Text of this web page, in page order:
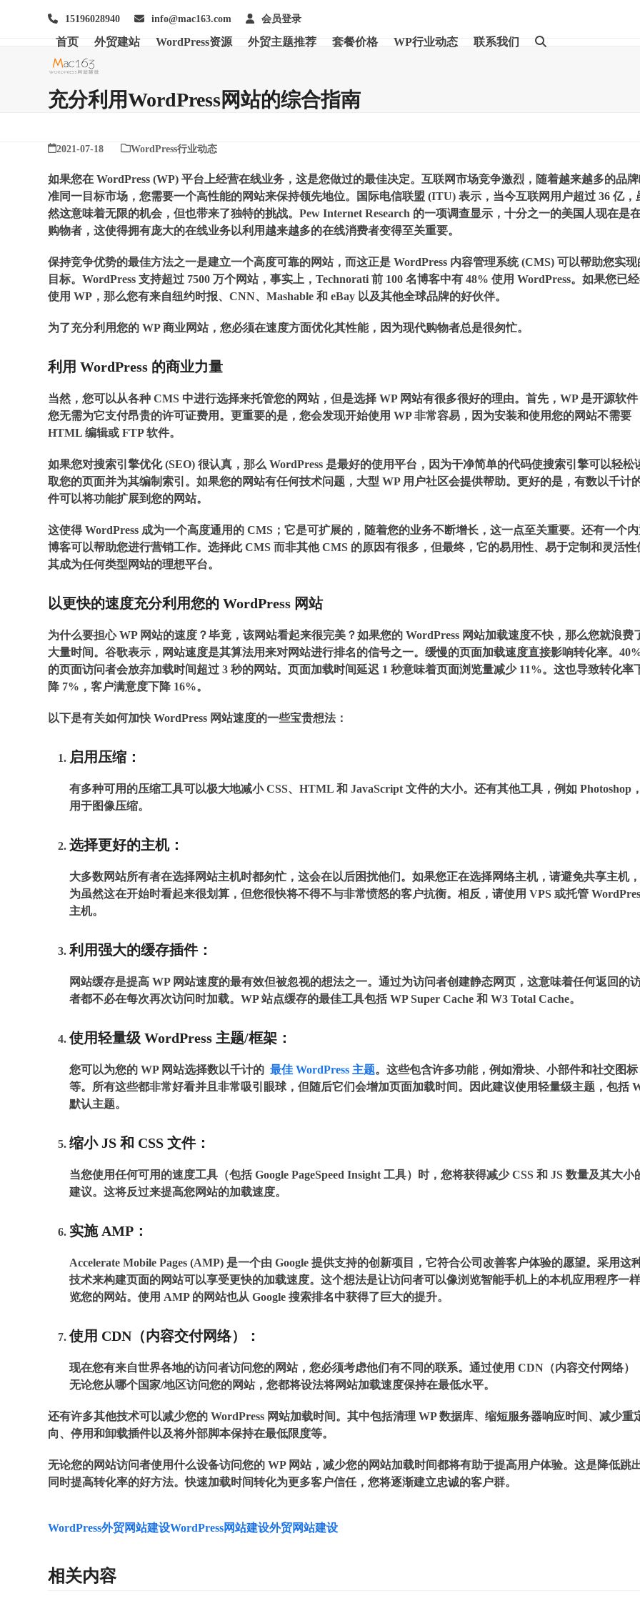
15196028940 info@mac163.com 会员登录
首页 外贸建站 WordPress资源 外贸主题推荐 套餐价格 WP行业动态 联系我们
充分利用WordPress网站的综合指南
2021-07-18 WordPress行业动态
如果您在 WordPress (WP) 平台上经营在线业务，这是您做过的最佳决定。互联网市场竞争激烈，随着越来越多的品
准同一目标市场，您需要一个高性能的网站来保持领先地位。国际电信联盟 (ITU) 表示，当今互联网用户超过 36 亿，
然这意味着无限的机会，但也带来了独特的挑战。Pew Internet Research 的一项调查显示，十分之一的美国人现在是
购物者，这使得拥有庞大的在线业务以利用越来越多的在线消费者变得至关重要。
保持竞争优势的最佳方法之一是建立一个高度可靠的网站，而这正是 WordPress 内容管理系统 (CMS) 可以帮助您实现
目标。WordPress 支持超过 7500 万个网站，事实上，Technorati 前 100 名博客中有 48% 使用 WordPress。如果您已
使用 WP，那么您有来自纽约时报、CNN、Mashable 和 eBay 以及其他全球品牌的好伙伴。
为了充分利用您的 WP 商业网站，您必须在速度方面优化其性能，因为现代购物者总是很匆忙。
利用 WordPress 的商业力量
当然，您可以从各种 CMS 中进行选择来托管您的网站，但是选择 WP 网站有很多很好的理由。首先，WP 是开源软件
您无需为它支付昂贵的许可证费用。更重要的是，您会发现开始使用 WP 非常容易，因为安装和使用您的网站不需要
HTML 编辑或 FTP 软件。
如果您对搜索引擎优化 (SEO) 很认真，那么 WordPress 是最好的使用平台，因为干净简单的代码使搜索引擎可以轻松
取您的页面并为其编制索引。如果您的网站有任何技术问题，大型 WP 用户社区会提供帮助。更好的是，有数以千计
件可以将功能扩展到您的网站。
这使得 WordPress 成为一个高度通用的 CMS；它是可扩展的，随着您的业务不断增长，这一点至关重要。还有一个
博客可以帮助您进行营销工作。选择此 CMS 而非其他 CMS 的原因有很多，但最终，它的易用性、易于定制和灵活性
其成为任何类型网站的理想平台。
以更快的速度充分利用您的 WordPress 网站
为什么要担心 WP 网站的速度？毕竟，该网站看起来很完美？如果您的 WordPress 网站加载速度不快，那么您就浪费
大量时间。谷歌表示，网站速度是其算法用来对网站进行排名的信号之一。缓慢的页面加载速度直接影响转化率。
的页面访问者会放弃加载时间超过 3 秒的网站。页面加载时间延迟 1 秒意味着页面浏览量减少 11%。这也导致转化率
降 7%，客户满意度下降 16%。
以下是有关如何加快 WordPress 网站速度的一些宝贵想法：
启用压缩：
有多种可用的压缩工具可以极大地减小 CSS、HTML 和 JavaScript 文件的大小。还有其他工具，例如 Photoshop
用于图像压缩。
选择更好的主机：
大多数网站所有者在选择网站主机时都匆忙，这会在以后困扰他们。如果您正在选择网络主机，请避免共享主机
为虽然这在开始时看起来很划算，但您很快将不得不与非常愤怒的客户抗衡。相反，请使用 VPS 或托管
主机。
利用强大的缓存插件：
网站缓存是提高 WP 网站速度的最有效但被忽视的想法之一。通过为访问者创建静态网页，这意味着任何返回的
者都不必在每次再次访问时加载。WP 站点缓存的最佳工具包括 WP Super Cache 和 W3 Total Cache。
使用轻量级 WordPress 主题/框架：
您可以为您的 WP 网站选择数以千计的最佳 WordPress 主题。这些包含许多功能，例如滑块、小部件和社交图标
等。所有这些都非常好看并且非常吸引眼球，但随后它们会增加页面加载时间。因此建议使用轻量级主题，包括
默认主题。
缩小 JS 和 CSS 文件：
当您使用任何可用的速度工具（包括 Google PageSpeed Insight 工具）时，您将获得减少 CSS 和 JS 数量及其大小
建议。这将反过来提高您网站的加载速度。
实施 AMP：
Accelerate Mobile Pages (AMP) 是一个由 Google 提供支持的创新项目，它符合公司改善客户体验的愿望。采用这
技术来构建页面的网站可以享受更快的加载速度。这个想法是让访问者可以像浏览智能手机上的本机应用程序一
览您的网站。使用 AMP 的网站也从 Google 搜索排名中获得了巨大的提升。
使用 CDN（内容交付网络）：
现在您有来自世界各地的访问者访问您的网站，您必须考虑他们有不同的联系。通过使用 CDN（内容交付网络）
无论您从哪个国家/地区访问您的网站，您都将设法将网站加载速度保持在最低水平。
还有许多其他技术可以减少您的 WordPress 网站加载时间。其中包括清理 WP 数据库、缩短服务器响应时间、减少重
向、停用和卸载插件以及将外部脚本保持在最低限度等。
无论您的网站访问者使用什么设备访问您的 WP 网站，减少您的网站加载时间都将有助于提高用户体验。这是降低跳
同时提高转化率的好方法。快速加载时间转化为更多客户信任，您将逐渐建立忠诚的客户群。
WordPress外贸网站建设WordPress网站建设外贸网站建设
相关内容